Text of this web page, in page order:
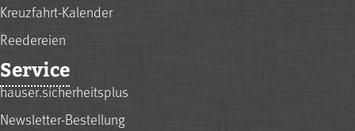
Kreuzfahrt-Kalender
Reedereien
Service
hauser.sicherheitsplus
Newsletter-Bestellung